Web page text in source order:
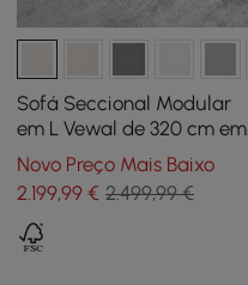
Sofá Seccional Modular
em L Vewal de 320 cm em
Pele de Alta Performance
com Chaise e Puff
Novo Preço Mais Baixo
2.199,99 € 2.499,99 €